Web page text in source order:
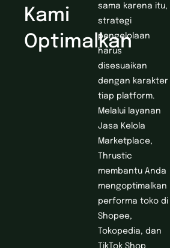
Kami
Optimalkan
sama karena itu,
strategi
pengelolaan
harus
disesuaikan
dengan karakter
tiap platform.
Melalui layanan
Jasa Kelola
Marketplace,
Thrustic
membantu Anda
mengoptimalkan
performa toko di
Shopee,
Tokopedia, dan
TikTok Shop